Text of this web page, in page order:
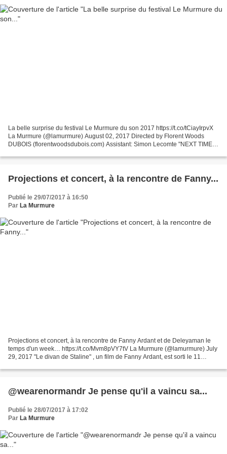
La belle surprise du festival Le Murmure du son 2017 https://t.co/tCiayIrpvX
La Murmure (@lamurmure) August 02, 2017 Directed by Florent Woods
DUBOIS (florentwoodsdubois.com) Assistant: Simon Lecomte "NEXT TIME I
Projections et concert, à la rencontre de Fanny...
Publié le 29/07/2017 à 16:50
Par La Murmure
Projections et concert, à la rencontre de Fanny Ardant et de Deleyaman le
temps d'un week… https://t.co/Mvm8pVY7tV La Murmure (@lamurmure) July
29, 2017 "Le divan de Staline" , un film de Fanny Ardant, est sorti le 11
@wearenormandr Je pense qu'il a vaincu sa...
Publié le 28/07/2017 à 17:02
Par La Murmure